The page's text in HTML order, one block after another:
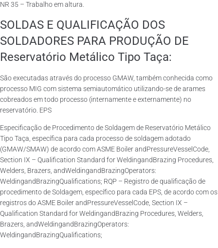
NR 35 – Trabalho em altura.
SOLDAS E QUALIFICAÇÃO DOS
SOLDADORES PARA PRODUÇÃO DE
Reservatório Metálico Tipo Taça:
São executadas através do processo GMAW, também conhecida como
processo MIG com sistema semiautomático utilizando-se de arames
cobreados em todo processo (internamente e externamente) no
reservatório. EPS
Especificação de Procedimento de Soldagem de Reservatório Metálico
Tipo Taça, específica para cada processo de soldagem adotado
(GMAW/SMAW) de acordo com ASME Boiler andPressureVesselCode,
Section IX – Qualification Standard for WeldingandBrazing Procedures,
Welders, Brazers, andWeldingandBrazingOperators:
WeldingandBrazingQualifications; RQP – Registro de qualificação de
procedimento de Soldagem, específico para cada EPS, de acordo com os
registros do ASME Boiler andPressureVesselCode, Section IX –
Qualification Standard for WeldingandBrazing Procedures, Welders,
Brazers, andWeldingandBrazingOperators:
WeldingandBrazingQualifications;